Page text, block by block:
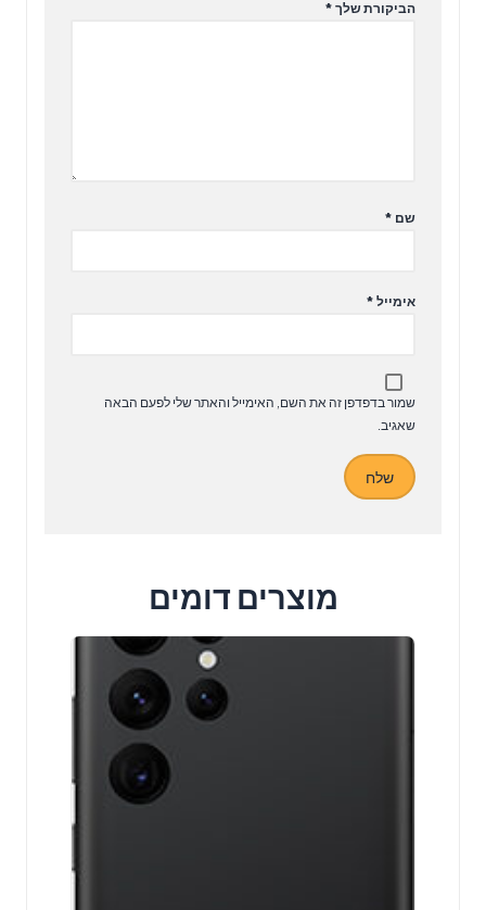
הביקורת שלך *
שם *
אימייל *
שמור בדפדפן זה את השם, האימייל והאתר שלי לפעם הבאה
שאגיב.
מוצרים דומים